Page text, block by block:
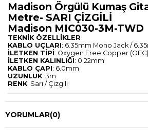
Madison Örgülü Kumaş
Metre- SARI ÇİZGİLİ
Madison MIC030-3M-TWD
TEKNİK ÖZELLİKLER
KABLO UÇLARI: 6.35mm Mono Jack /
İLETKEN TİPİ: Oxygen Free Copper (OFC)
İLETKEN KALINLIĞI: 0.22mm
KABLO ÇAPI: 6.0mm
UZUNLUK: 3m
RENK: Sarı / Çizgili
YORUMLAR(0)